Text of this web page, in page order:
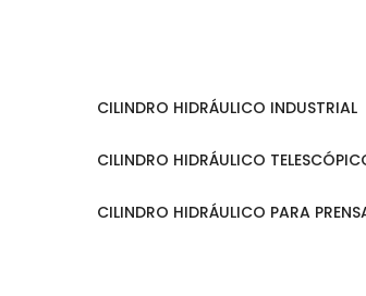
CILINDRO HIDRÁULICO INDUSTRIAL
CILINDRO HIDRÁULICO
CILINDRO HIDRÁULICO PARA